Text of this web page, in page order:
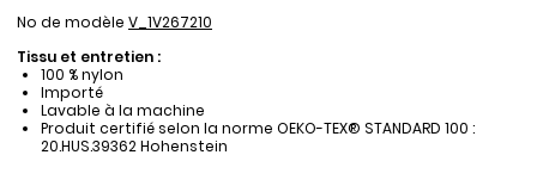
No de modèle V_1V267210
Tissu et entretien :
100 % nylon
Importé
Lavable à la machine
Produit certifié selon la norme OEKO-TEX® STANDARD 100 :
20.HUS.39362 Hohenstein